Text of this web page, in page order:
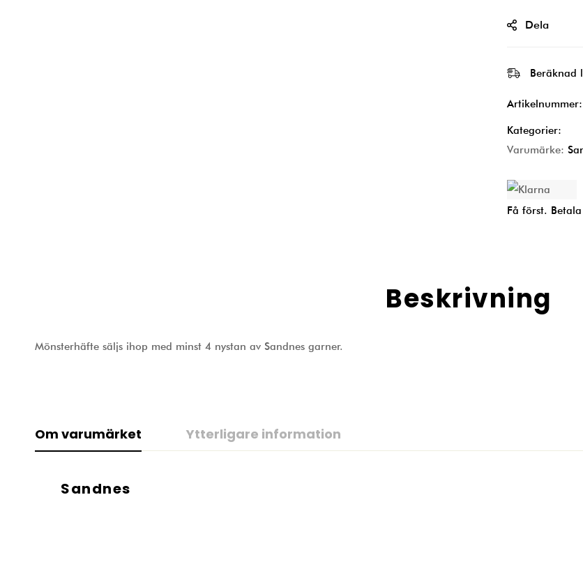
Dela
Beräknad
Artikelnummer:
Kategorier:
Varumärke:
Få först. Betala
Beskrivning
Mönsterhäfte säljs ihop med minst 4 nystan av Sandnes garner.
Om varumärket Ytterligare information
Sandnes